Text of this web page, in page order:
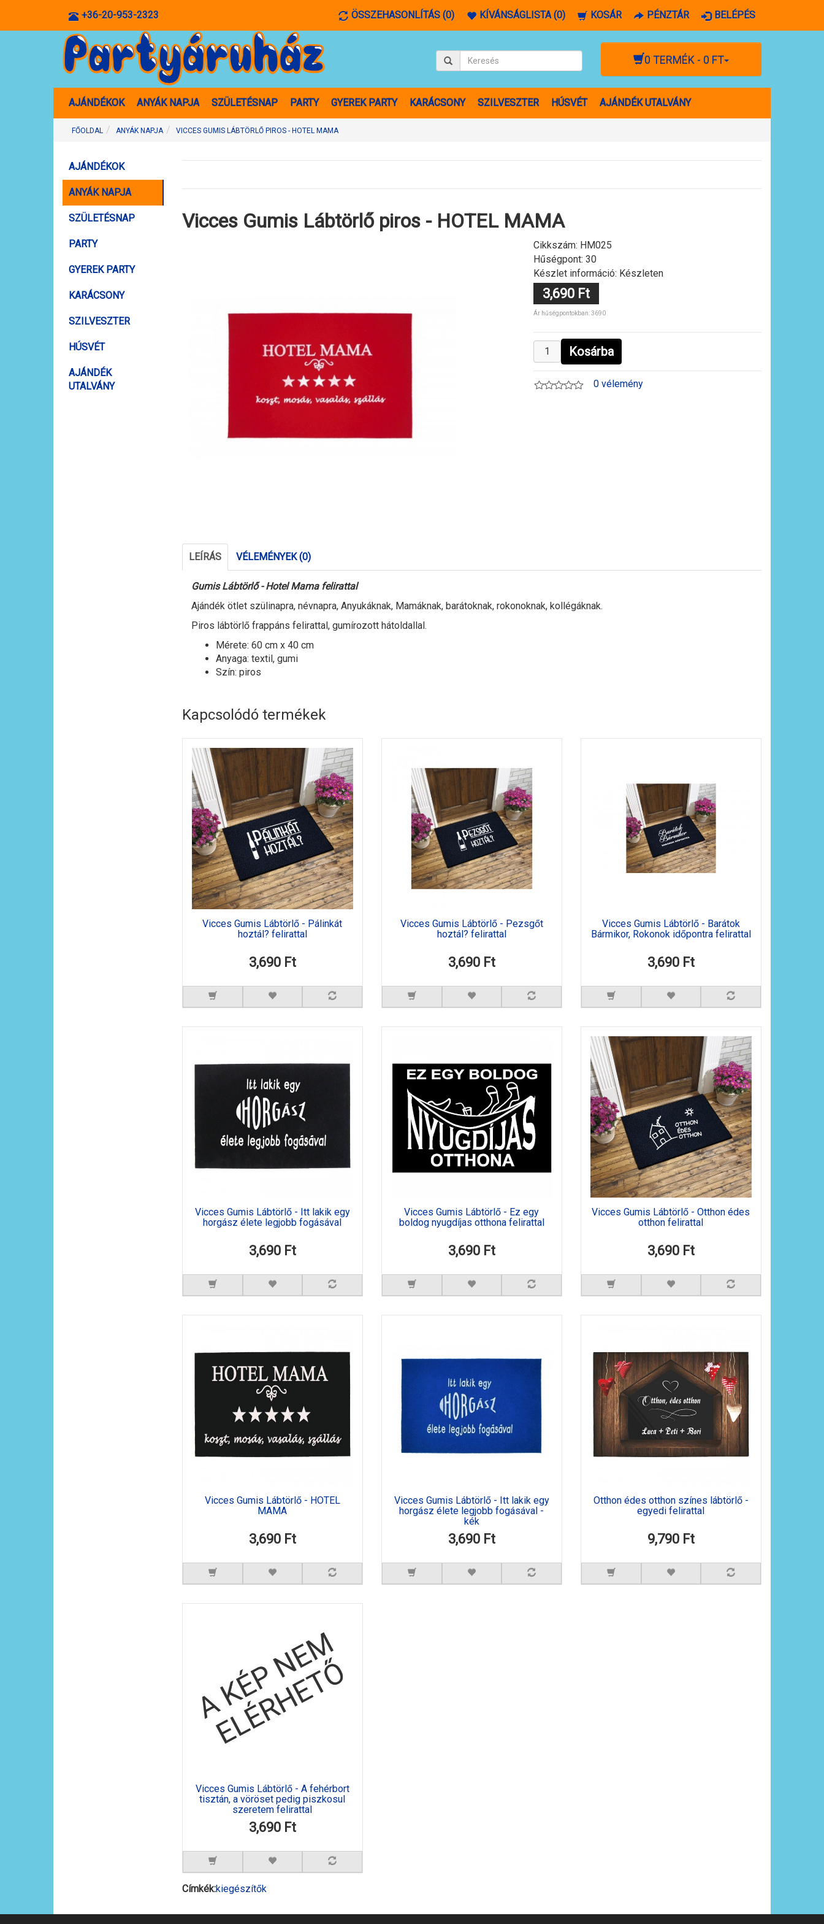
+36-20-953-2323 ÖSSZEHASONLÍTÁS (0) KÍVÁNSÁGLISTA (0) KOSÁR PÉNZTÁR BELÉPÉS
0 TERMÉK - 0 FT
AJÁNDÉKOK ANYÁK NAPJA SZÜLETÉSNAP PARTY GYEREK PARTY KARÁCSONY SZILVESZTER HÚSVÉT AJÁNDÉK UTALVÁNY
FŐOLDAL ANYÁK NAPJA VICCES GUMIS LÁBTÖRLŐ PIROS - HOTEL MAMA
AJÁNDÉKOK
ANYÁK NAPJA
SZÜLETÉSNAP
PARTY
GYEREK PARTY
KARÁCSONY
SZILVESZTER
HÚSVÉT
AJÁNDÉK
UTALVÁNY
Vicces Gumis Lábtörlő piros - HOTEL MAMA
Cikkszám: HM025
Hűségpont: 30
Készlet információ: Készleten
3,690 Ft
Ár hűségpontokban: 3690
Kosárba
0 vélemény
LEÍRÁS VÉLEMÉNYEK (0)
GumisLábtörlő- Hotel Mama felirattal
Ajándék ötlet szülinapra, névnapra, Anyukáknak, Mamáknak, barátoknak, rokonoknak, kollégáknak.
Piros lábtörlő frappáns felirattal, gumírozott hátoldallal.
Mérete: 60 cm x 40 cm
Anyaga: textil, gumi
Szín: piros
Kapcsolódó termékek
Vicces Gumis Lábtörlő - Pálinkát
hoztál? felirattal
3,690 Ft
Vicces Gumis Lábtörlő - Pezsgőt
hoztál? felirattal
3,690 Ft
Vicces Gumis Lábtörlő - Barátok
Bármikor, Rokonok időpontra felirattal
3,690 Ft
Vicces Gumis Lábtörlő - Itt lakik egy
horgász élete legjobb fogásával
3,690 Ft
Vicces Gumis Lábtörlő - Ez egy
boldog nyugdíjas otthona felirattal
3,690 Ft
Vicces Gumis Lábtörlő - Otthon édes
otthon felirattal
3,690 Ft
Vicces Gumis Lábtörlő - HOTEL
MAMA
3,690 Ft
Vicces Gumis Lábtörlő - Itt lakik egy
horgász élete legjobb fogásával -
kék
3,690 Ft
Otthon édes otthon színes lábtörlő -
egyedi felirattal
9,790 Ft
Vicces Gumis Lábtörlő - A fehérbort
tisztán, a vöröset pedig piszkosul
szeretem felirattal
3,690 Ft
Címkék:kiegészítők